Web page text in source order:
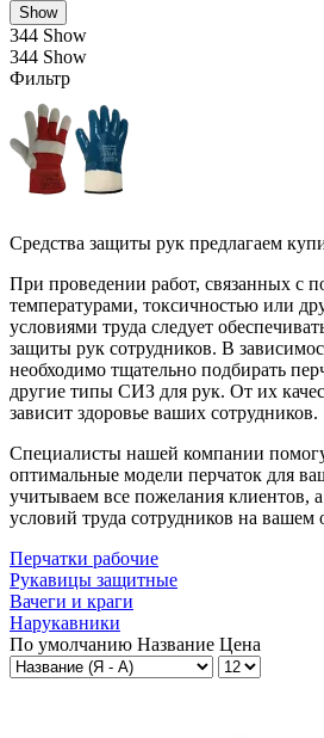
Show
344 Show
344 Show
Фильтр
Средства защиты рук предлагаем
При проведении работ, связанных с
температурами, токсичностью или
условиями труда следует
защиты рук сотрудников. В
необходимо тщательно подбирать
другие типы СИЗ для рук. От их
зависит здоровье ваших сотрудников.
Специалисты нашей компании
оптимальные модели перчаток для
учитываем все пожелания клиентов,
условий труда сотрудников на вашем
Перчатки рабочие
Рукавицы защитные
Вачеги и краги
Нарукавники
По умолчанию Название Цена